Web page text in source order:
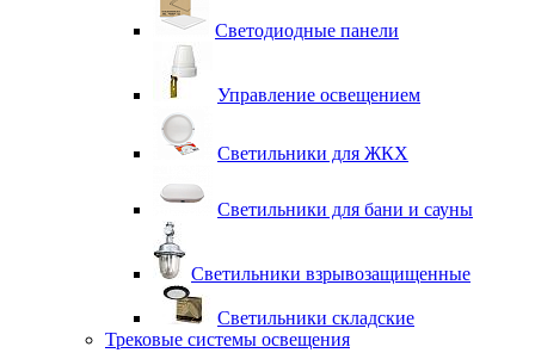
Светодиодные панели
Управление освещением
Светильники для ЖКХ
Светильники для бани и сауны
Светильники взрывозащищенные
Светильники складские
Трековые системы освещения